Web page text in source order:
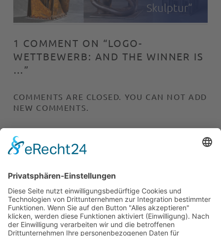
Skulptur“
1 COMMENT ON “LOGO-
WETTBEWERB: AND THE WINNER IS
… ”
COMMENTS ARE CLOSED. YOU CAN NOT ADD
NEW COMMENTS.
Walter Steenblock
Platz 1 Logo ist super,hätte ich auch
ausgewählt.